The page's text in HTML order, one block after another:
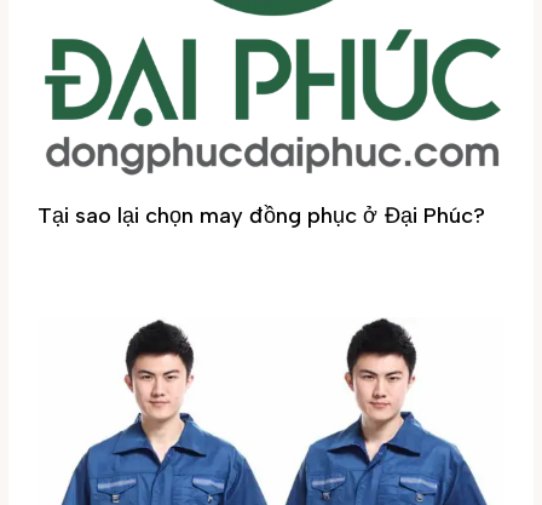
Tại sao lại chọn may đồng phục ở Đại Phúc?